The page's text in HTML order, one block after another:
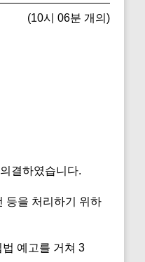
(10시 06분 개의)
결하였습니다.
등을 처리하기 위하
예고를 거쳐 3